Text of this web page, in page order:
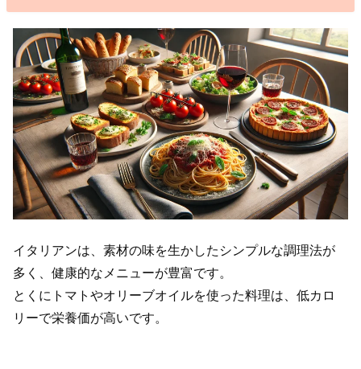
イタリアンは、素材の味を生かしたシンプルな調理法が
多く、健康的なメニューが豊富です。
とくにトマトやオリーブオイルを使った料理は、低カロ
リーで栄養価が高いです。